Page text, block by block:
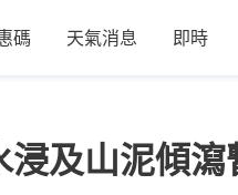
碼 天氣消息 即時
浸及山泥傾